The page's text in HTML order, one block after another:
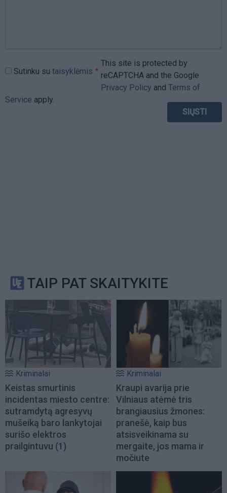
Sutinku su taisyklėmis
This site is protected by
reCAPTCHA and the Google
Privacy Policy and Terms of
Service apply.
TAIP PAT SKAITYKITE
Kriminalai
Keistas smurtinis
incidentas miesto centre:
sutramdytą agresyvų
mušeiką baro lankytojai
surišo elektros
prailgintuvu (1)
Kriminalai
Kraupi avarija prie
Vilniaus atėmė tris
brangiausius žmones:
pranešė, kaip bus
atsisveikinama su
mergaite, jos mama ir
močiute